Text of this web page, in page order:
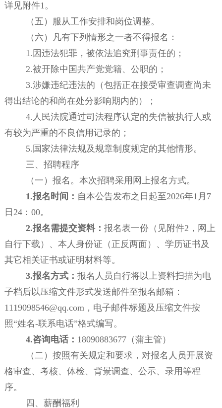
详见附件1。
（五）服从工作安排和岗位调整。
（六）凡有下列情形之一者不得报名：
1. 因违法犯罪，被依法追究刑事责任的；
2.被开除中国共产党党籍、公职的；
3.涉嫌违纪违法的（包括正在接受审查调查尚未
得出结论的和尚在处分影响期内的）；
4. 人民法院通过司法程序认定的失信被执行人或
有较为严重的不良信用记录的；
5. 国家法律法规及规章制度规定的其他情形。
三、招聘程序
（一）报名。 本次招聘采用网上报名方式。
1.报名时间： 自本公告发布之日起至2026年1 月 7
日 24： 00。
2.报名需提交资料： 报名表一份（见附件2 ，网上
自行下载）、本人身份证（正反两面）、学历证书及
其它相关证书或证明材料等。
3.报名方式： 报名人员自行将以上资料扫描为电
子档后以压缩文件形式发送邮件至报名邮箱：
1119098546@qq.com，电子邮件标题及压缩文件按
照“姓名-联系电话”格式编写。
4.咨询电话： 18090883677（蒲主管 ）
（二） 按照有关规定和要求，对报名人员开展资
格审查、考核、体检、背景调查、公示、录用等程
序。
四、薪酬福利